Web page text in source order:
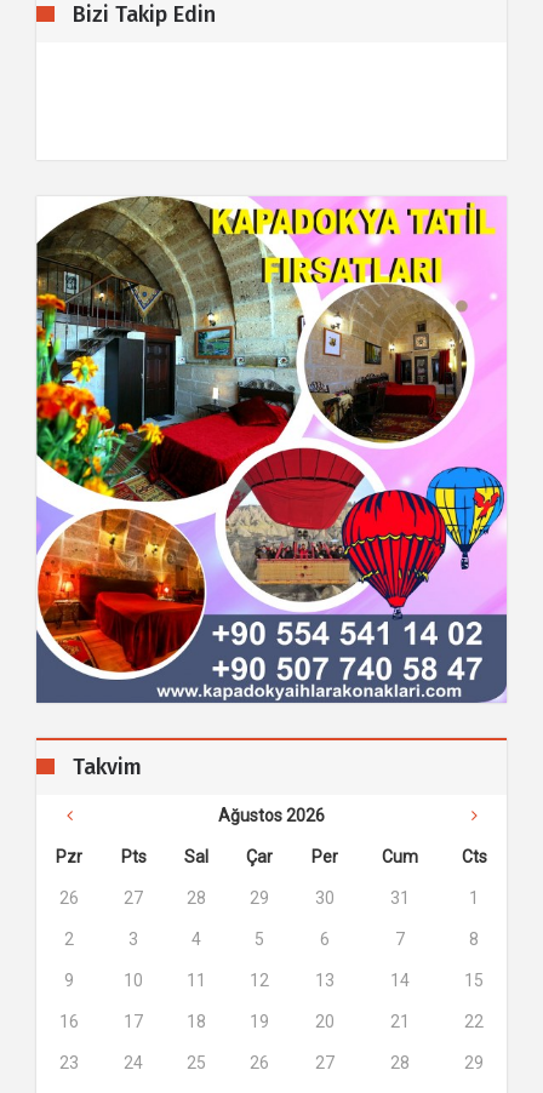
Bizi Takip Edin
Takvim
Ağustos 2026
Pzr Pts Sal Çar Per Cum Cts
26 27 28 29 30 31 1
2 3 4 5 6 7 8
9 10 11 12 13 14 15
16 17 18 19 20 21 22
23 24 25 26 27 28 29